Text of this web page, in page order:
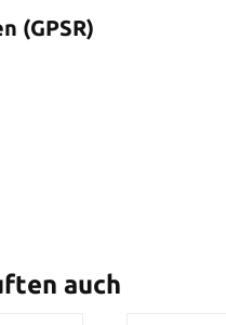
(GPSR)
auch